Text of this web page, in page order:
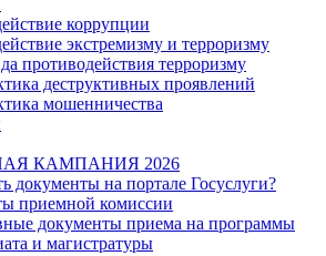
коррупции
экстремизму и терроризму
противодействия терроризму
деструктивных проявлений
мошенничества
КАМПАНИЯ 2026
документы на портале Госуслуги?
приемной комиссии
документы приема на программы
и магистратуры